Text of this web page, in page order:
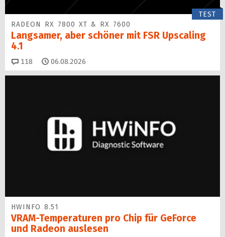
TEST
RADEON RX 7800 XT & RX 7600
Langsamer, aber schöner mit FSR Upscaling
4.1
118 Kommentare
06.08.2026
HWINFO 8.51
VRAM-Temperaturen pro Chip für GeForce
und Radeon auslesen